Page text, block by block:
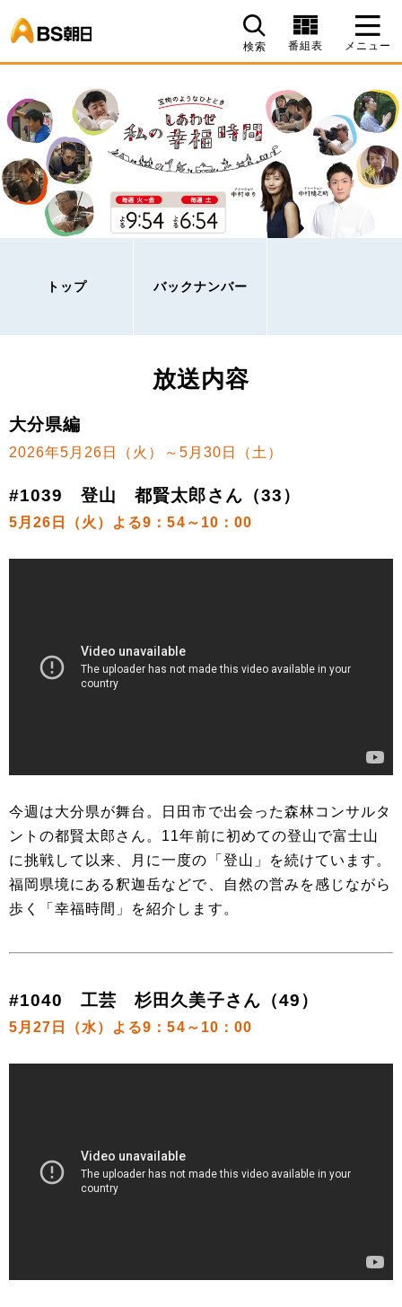
検索 番組表 メニュー
トップ バックナンバー
放送内容
大分県編
2026年5月26日（火）～5月30日（土）
#1039 登山 都賢太郎さん（33）
5月26日（火）よる9：54～10：00
今週は大分県が舞台。日田市で出会った森林コンサルタ
ントの都賢太郎さん。11年前に初めての登山で富士山
に挑戦して以来、月に一度の「登山」を続けています。
福岡県境にある釈迦岳などで、自然の営みを感じながら
歩く「幸福時間」を紹介します。
#1040 工芸 杉田久美子さん（49）
5月27日（水）よる9：54～10：00